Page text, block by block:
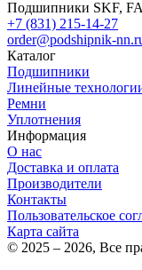
+7 (831) 215-14-27
order@podshipnik-
Каталог
Подшипники
Линейные
Ремни
Уплотнения
Информация
О нас
Доставка и оплата
Производители
Контакты
Пользовательское
Карта сайта
© 2025 – 2026, Все